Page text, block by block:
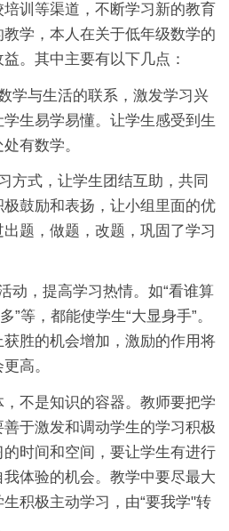
训等渠道，不断学习新的教育
学，本人在关于低年级数学的
。其中主要有以下几点：
学与生活的联系，激发学习兴
生易学易懂。让学生感受到生
有数学。
方式，让学生团结互助，共同
鼓励和表扬，让小组里面的优
题，做题，改题，巩固了学习
动，提高学习热情。如“看谁算
”等，都能使学生“大显身手”。
胜的机会增加，激励的作用将
高。
不是知识的容器。教师要把学
于激发和调动学生的学习积极
时间和空间，要让学生有进行
体验的机会。教学中要尽最大
积极主动学习，由“要我学"转